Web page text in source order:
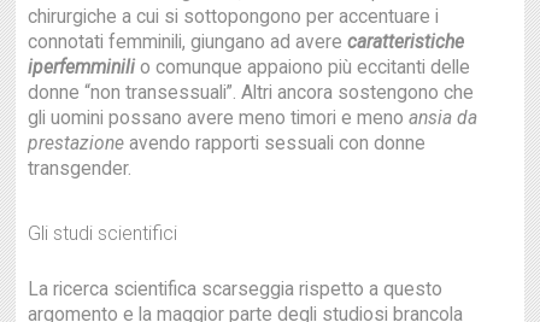
chirurgiche a cui si sottopongono per accentuare i
connotati femminili, giungano ad averecaratteristiche
iperfemminili o comunque appaiono più eccitanti delle
donne “non transessuali”. Altri ancora sostengono che
gli uomini possano avere meno timori e menoansia da
prestazione avendo rapporti sessuali con donne
transgender.
Gli studi scientifici
La ricerca scientifica scarseggia rispetto a questo
argomento e la maggior parte degli studiosi brancola